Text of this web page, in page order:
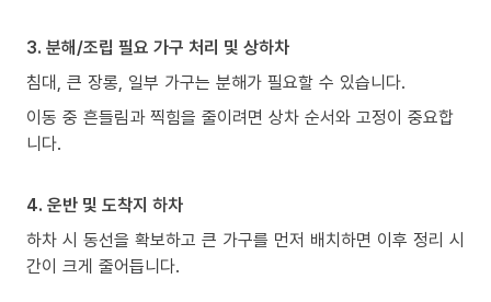
3. 분해/조립 필요 가구 처리 및 상하차
침대, 큰 장롱, 일부 가구는 분해가 필요할 수 있습니다.
이동 중 흔들림과 찍힘을 줄이려면 상차 순서와 고정이 중요합
니다.
4. 운반 및 도착지 하차
하차 시 동선을 확보하고 큰 가구를 먼저 배치하면 이후 정리 시
간이 크게 줄어듭니다.